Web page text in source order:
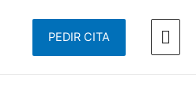
PEDIR CITA